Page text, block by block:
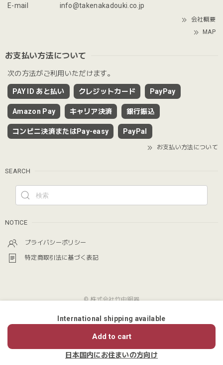
E-mail
info@takenakadouki.co.jp
会社概要
MAP
お支払い方法について
次の方法がご利用いただけます。
PAY ID あと払い クレジットカード PayPay
Amazon Pay キャリア決済 銀行振込
コンビニ決済またはPay-easy PayPal
お支払い方法について
SEARCH
NOTICE
プライバシーポリシー
特定商取引法に基づく表記
© 株式会社竹中銅器
International shipping available
Add to cart
日本国内にお住まいの方向け
ショップに質問する